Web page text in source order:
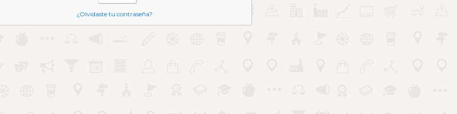
¿Olvidaste tu contraseña?